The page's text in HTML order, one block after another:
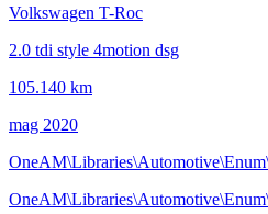
Volkswagen T-Roc
2.0 tdi style 4motion dsg
105.140 km
mag 2020